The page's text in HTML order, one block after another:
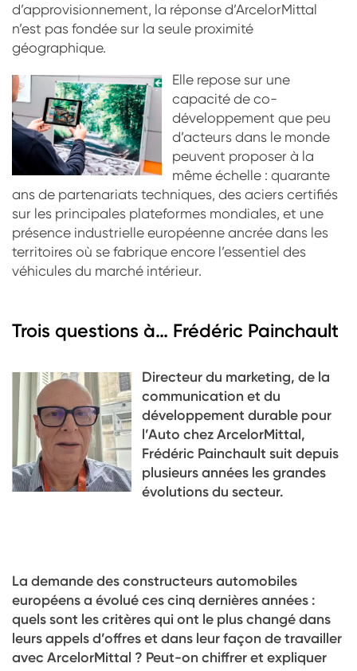
d’approvisionnement, la réponse d’ArcelorMittal
n’est pas fondée sur la seule proximité
géographique.
Elle repose sur une
capacité de co-
développement que peu
d’acteurs dans le monde
peuvent proposer à la
même échelle : quarante
ans de partenariats techniques, des aciers certifiés
sur les principales plateformes mondiales, et une
présence industrielle européenne ancrée dans les
territoires où se fabrique encore l’essentiel des
véhicules du marché intérieur.
Trois questions à… Frédéric Painchault
Directeur du marketing, de la
communication et du
développement durable pour
l’Auto chez ArcelorMittal,
Frédéric Painchault suit depuis
plusieurs années les grandes
évolutions du secteur.
La demande des constructeurs automobiles
européens a évolué ces cinq dernières années :
quels sont les critères qui ont le plus changé dans
leurs appels d’offres et dans leur façon de travailler
avec ArcelorMittal ? Peut-on chiffrer et expliquer